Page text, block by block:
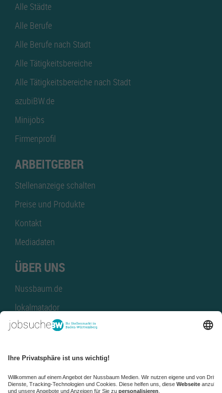
Alle Städte
Alle Berufe
Alle Berufe nach Stadt
Alle Tätigkeitsbereiche
Alle Tätigkeitsbereiche nach Stadt
azubiBW.de
Minijobs
Firmenprofil
ARBEITGEBER
Stellenanzeige schalten
Preise und Produkte
Kontakt
Mediadaten
ÜBER UNS
Nussbaum.de
lokalmatador
kaufinBW
NussbaumID
Nussbaum Medien